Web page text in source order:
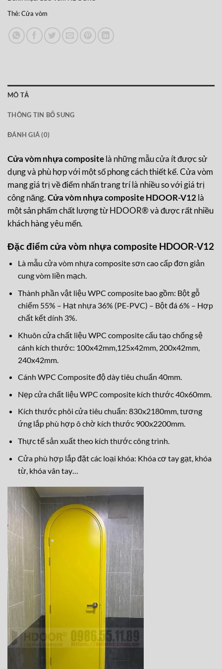
THÔNG TIN BỔ SUNG
ĐÁNH GIÁ (0)
dụng và phù hợp với một số phong cách thiết kế. Cửa vòm
mang giá trị về điểm nhấn trang trí là nhiều so với giá trị
công năng.Cửa vòm nhựa composite HDOOR-V12là
một sản phẩm chất lượng từ HDOOR® và được rất nhiều
khách hàng yêu mến.
Đặc điểm cửa vòm nhựa composite HDOOR-V12
Là mẫu cửa vòm nhựa composite sơn cao cấp đơn giản
cung vòm liền mạch.
Thành phần vật liệu WPC composite bao gồm: Bột gỗ
chiếm 55% – Hạt nhựa 36% (PE-PVC) – Bột đá 6% – Hợp
chất kết dính 3%.
Khuôn cửa chất liệu WPC composite cấu tạo chống sệ
cánh kích thước: 100x42mm,125x42mm, 200x42mm,
240x42mm.
Cánh WPC Composite độ dày tiêu chuẩn 40mm.
Nẹp cửa chất liệu WPC composite kích thước 40x60mm.
Kích thước phôi cửa tiêu chuẩn: 830x2180mm, tương
ứng lắp phù hợp ô chờ kích thước 900x2200mm.
Thực tế sản xuất theo kích thước công trình.
Cửa phù hợp lắp đặt các loại khóa: Khóa cơ tay gạt, khóa
từ, kh
óa vân tay…